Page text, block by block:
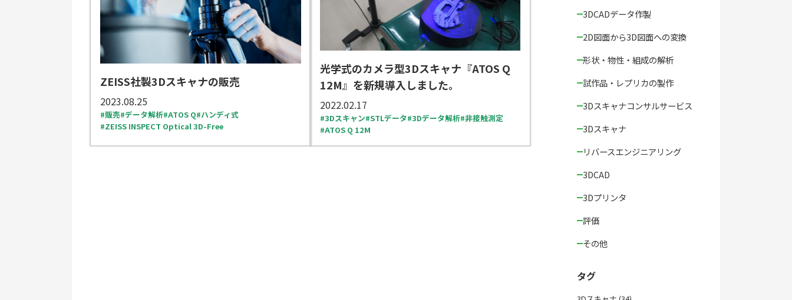
ZEISS社製3Dスキャナの販売
2023.08.25
販売 データ解析 ATOS Q ハンディ式
ZEISS INSPECT Optical 3D-Free
光学式のカメラ型3Dスキャナ『ATOS Q
12M』を新規導入しました。
2022.02.17
3Dスキャン STLデータ 3Dデータ解析 非接触測定
ATOS Q 12M
3DCADデータ作製
2D図面から3D図面への変換
形状・物性・組成の解析
試作品・レプリカの製作
3Dスキャナコンサルサービス
3Dスキャナ
リバースエンジニアリング
3DCAD
3Dプリンタ
評価
その他
タグ